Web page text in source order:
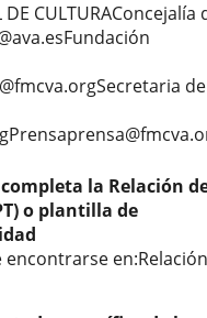
DE CULTURAConcejalía
de
la Relación
o plantilla de
en:Relación